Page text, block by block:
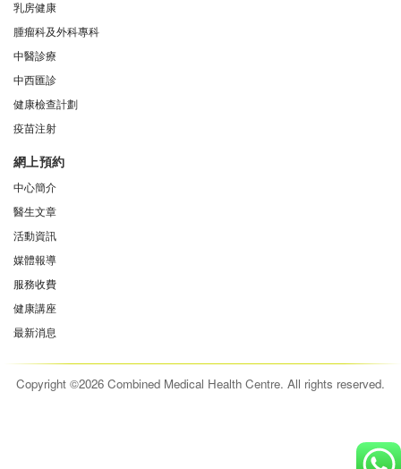
乳房健康
腫瘤科及外科專科
中醫診療
中西匯診
健康檢查計劃
疫苗注射
網上預約
中心簡介
醫生文章
活動資訊
媒體報導
服務收費
健康講座
最新消息
Copyright ©2026 Combined Medical Health Centre. All rights reserved.